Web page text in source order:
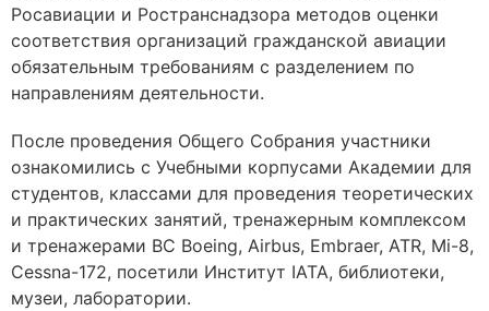
Росавиации и Ространснадзора методов оценки
соответствия организаций гражданской авиации
обязательным требованиям с разделением по
направлениям деятельности.
После проведения Общего Собрания участники
ознакомились с Учебными корпусами Академии для
студентов, классами для проведения теоретических
и практических занятий, тренажерным комплексом
и тренажерами ВС Boeing, Airbus, Embraer, ATR, Mi-8,
Cessna-172, посетили Институт IATA, библиотеки,
музеи, лаборатории.